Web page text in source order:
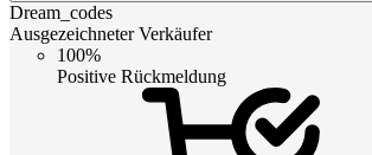
Dream_codes
Ausgezeichneter Verkäufer
100%
Positive Rückmeldung